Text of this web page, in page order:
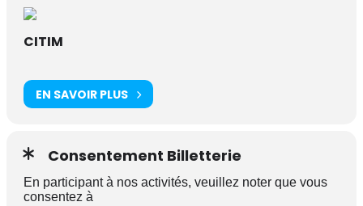
CITIM
EN SAVOIR PLUS
Consentement Billetterie
En participant à nos activités, veuillez noter que vous
consentez à